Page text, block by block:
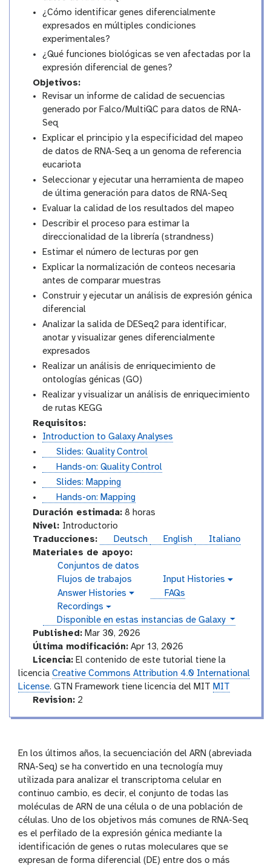
¿Cómo identificar genes diferencialmente
expresados en múltiples condiciones
experimentales?
¿Qué funciones biológicas se ven afectadas por la
expresión diferencial de genes?
Objetivos:
Revisar un informe de calidad de secuencias
generado por Falco/MultiQC para datos de RNA-
Seq
Explicar el principio y la especificidad del mapeo
de datos de RNA-Seq a un genoma de referencia
eucariota
Seleccionar y ejecutar una herramienta de mapeo
de última generación para datos de RNA-Seq
Evaluar la calidad de los resultados del mapeo
Describir el proceso para estimar la
direccionalidad de la librería (strandness)
Estimar el número de lecturas por gen
Explicar la normalización de conteos necesaria
antes de comparar muestras
Construir y ejecutar un análisis de expresión génica
diferencial
Analizar la salida de DESeq2 para identificar,
anotar y visualizar genes diferencialmente
expresados
Realizar un análisis de enriquecimiento de
ontologías génicas (GO)
Realizar y visualizar un análisis de enriquecimiento
de rutas KEGG
Requisitos:
Introduction to Galaxy Analyses
s
d
e
s
Slides: Quality Control
u
t
Hands-on: Quality Control
s
i
d
e
s
Slides: Mapping
u
t
o
r
a
Hands-on: Mapping
Duración estimada:8 horas
Nivel: Introductorio
n
t
r
o
d
c
t
o
r
y
Traducciones: Deutsch English
Italiano
Materiales de apoyo:
Conjuntos de datos
Flujos de trabajos
a
x
-
h
i
s
r
i
n
p
u
t
Input Histories
a
x
y
-
h
i
s
o
-
a
n
s
w
e
r
Answer Histories
FAQs
d
e
Recordings
instances
Disponible en estas instancias de Galaxy
Published:Mar 30, 2026
Última modificación:Apr 13, 2026
Licencia:El contenido de este tutorial tiene la
licenciaCreative Commons Attribution 4.0 International
License. GTN Framework tiene licencia del MIT MIT
v
i
o
n
Revision:2
En los últimos años, la secuenciación del ARN (abreviada
RNA-Seq) se ha convertido en una tecnología muy
utilizada para analizar el transcriptoma celular en
continuo cambio, es decir, el conjunto de todas las
moléculas de ARN de una célula o de una población de
células. Uno de los objetivos más comunes de RNA-Seq
es el perfilado de la expresión génica mediante la
identificación de genes o rutas moleculares que se
expresan de forma diferencial (DE) entre dos o más